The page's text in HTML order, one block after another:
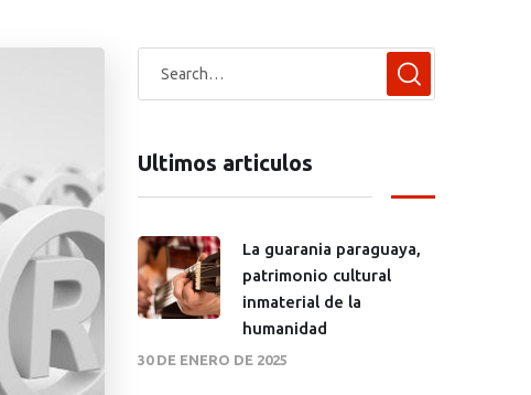
Ultimos articulos
La guarania paraguaya,
patrimonio cultural
inmaterial de la
humanidad
30 DE ENERO DE 2025